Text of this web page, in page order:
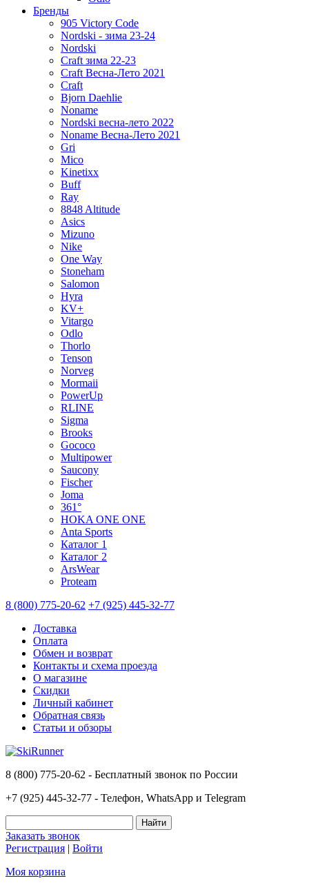
Бренды
905 Victory Code
Nordski - зима 23-24
Nordski
Craft зима 22-23
Craft Весна-Лето 2021
Craft
Bjorn Daehlie
Noname
Nordski весна-лето 2022
Noname Весна-Лето 2021
Gri
Mico
Kinetixx
Buff
Ray
8848 Altitude
Asics
Mizuno
Nike
One Way
Stoneham
Salomon
Hyra
KV+
Vitargo
Odlo
Thorlo
Tenson
Norveg
Mormaii
PowerUp
RLINE
Sigma
Brooks
Gococo
Multipower
Saucony
Fischer
Joma
361°
HOKA ONE ONE
Anta Sports
Каталог 1
Каталог 2
ArsWear
Proteam
8 (800) 775-20-62 +7 (925) 445-32-77
Доставка
Оплата
Обмен и возврат
Контакты и схема проезда
О магазине
Скидки
Личный кабинет
Обратная связь
Статьи и обзоры
8 (800) 775-20-62 - Бесплатный звонок по России
+7 (925) 445-32-77 - Телефон, WhatsApp и Telegram
Заказать звонок
Регистрация | Войти
Моя корзина